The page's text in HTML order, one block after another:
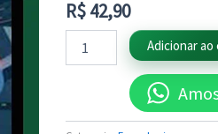
R$42,90
Eberick
-
Ifcon
quantidade
Adicionar ao